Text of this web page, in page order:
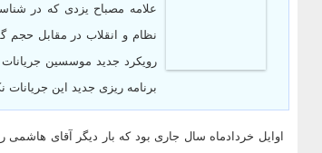
علامه مصباح یزدی که در
نظام و انقلاب در مقابل حجم
رویکرد جدید موسسین جریانات
برنامه ریزی جدید این
اوایل خردادماه سال جاری بود که بار دیگر آقای